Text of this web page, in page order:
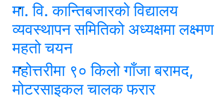
मा. वि. कान्तिबजारको विद्यालय
व्यवस्थापन समितिको अध्यक्षमा लक्ष्मण
महतो चयन
महोत्तरीमा ९० किलो गाँजा बरामद,
मोटरसाइकल चालक फरार